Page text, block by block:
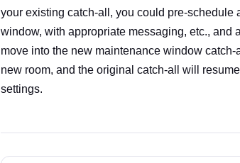
your existing catch-all, you could pre-
window, with appropriate messaging, etc., and
move into the new maintenance window
new room, and the original catch-all will
settings.